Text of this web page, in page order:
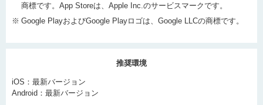
商標です。App Storeは、Apple Inc.のサービスマークです。
※ Google PlayおよびGoogle Playロゴは、Google LLCの商標です。
推奨環境
iOS：最新バージョン
Android：最新バージョン